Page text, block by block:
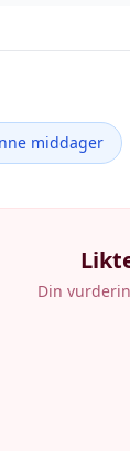
middager
Din